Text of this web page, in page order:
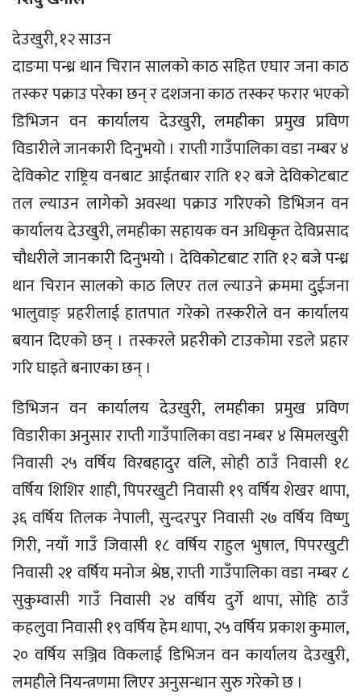
देउखुरी, १२ साउन
दाङमा पन्ध्र थान चिरान सालको काठ सहित एघार जना काठ
तस्कर पक्राउ परेका छन् र दशजना काठ तस्कर फरार भएको
डिभिजन वन कार्यालय देउखुरी, लमहीका प्रमुख प्रविण
विडारीले जानकारी दिनुभयो । राप्ती गाउँपालिका वडा नम्बर ४
देविकोट राष्ट्रिय वनबाट आईतबार राति १२ बजे देविकोटबाट
तल ल्याउन लागेको अवस्था पक्राउ गरिएको डिभिजन वन
कार्यालय देउखुरी, लमहीका सहायक वन अधिकृत देविप्रसाद
चौधरीले जानकारी दिनुभयो । देविकोटबाट राति १२ बजे पन्ध्र
थान चिरान सालको काठ लिएर तल ल्याउने क्रममा दुईजना
भालुवाङ् प्रहरीलाई हातपात गरेको तस्करीले वन कार्यालय
बयान दिएको छन् । तस्करले प्रहरीको टाउकोमा रडले प्रहार
गरि घाइते बनाएका छन् ।
डिभिजन वन कार्यालय देउखुरी, लमहीका प्रमुख प्रविण
विडारीका अनुसार राप्ती गाउँपालिका वडा नम्बर ४ सिमलखुरी
निवासी २५ वर्षिय विरबहादुर वलि, सोही ठाउँ निवासी १८
वर्षिय शिशिर शाही, पिपरखुटी निवासी १९ वर्षिय शेखर थापा,
३६ वर्षिय तिलक नेपाली, सुन्दरपुर निवासी २७ वर्षिय विष्णु
गिरी, नयाँ गाउँ जिवासी १८ वर्षिय राहुल भुषाल, पिपरखुटी
निवासी २१ वर्षिय मनोज श्रेष्ठ, राप्ती गाउँपालिका वडा नम्बर ८
सुकुम्वासी गाउँ निवासी २४ वर्षिय दुर्गे थापा, सोहि ठाउँ
कहलुवा निवासी १९ वर्षिय हेम थापा, २५ वर्षिय प्रकाश कुमाल,
२० वर्षिय सञ्जिव विकलाई डिभिजन वन कार्यालय देउखुरी,
लमहीले नियन्त्रणमा लिएर अनुसन्धान सुरु गरेको छ ।